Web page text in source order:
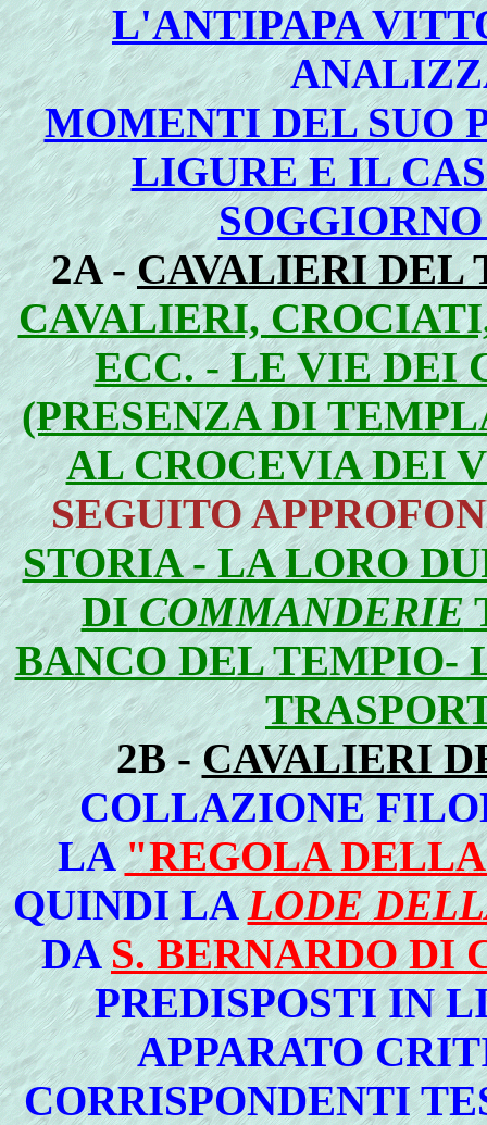
L'ANTIPAPA
MOMENTI DEL SUO
LIGURE E IL
2A -CAVALIERI DEL
CAVALIERI,
ECC. - LE VIE DEI
(PRESENZA DI
AL CROCEVIA DEI
SEGUITO
STORIA - LA LORO
DICOMMANDERIE
BANCO DEL TEMPIO-
2B -CAVALIERI
COLLAZIONE
LA"REGOLA
QUINDI LALODE
DAS. BERNARDO DI
PREDISPOSTI IN
APPARATO
CORRISPONDENTI